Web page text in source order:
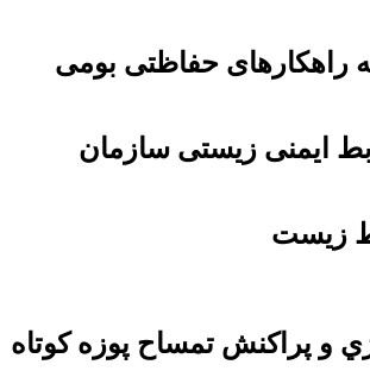
راهکارهای حفاظتی بومی
ایمنی زیستی سازمان
زیست
و پراكنش تمساح پوزه كوتاه